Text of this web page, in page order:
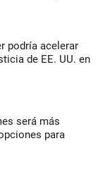
podría acelerar
de EE. UU. en
será más
para